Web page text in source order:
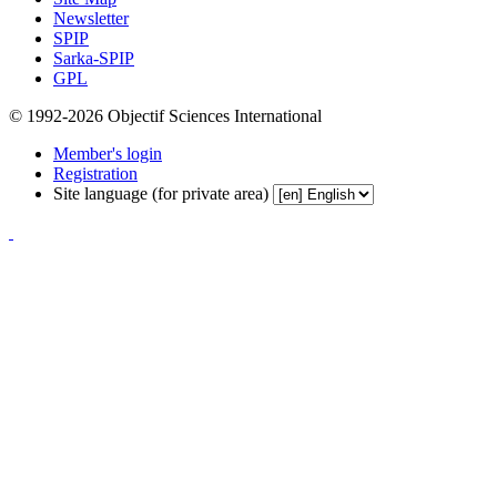
Newsletter
SPIP
Sarka-SPIP
GPL
© 1992-2026 Objectif Sciences International
Member's login
Registration
Site language (for private area)